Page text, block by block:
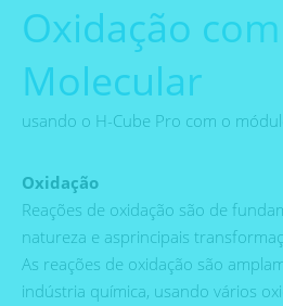
Oxidação
Molecular
usando o H-Cube Pro com o
Oxidação
Reações de oxidação são de
natureza e asprincipais
As reações de oxidação são
indústria química, usando vários